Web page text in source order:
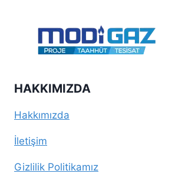
HAKKIMIZDA
Hakkımızda
İletişim
Gizlilik Politikamız